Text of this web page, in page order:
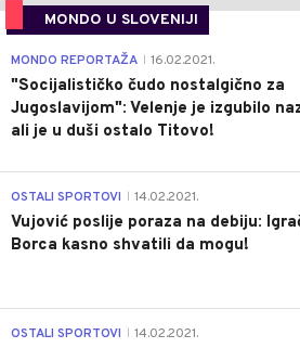
MONDO U SLOVENIJI
MONDO REPORTAŽA 16.02.2021.
"Socijalističko čudo nostalgično za
Jugoslavijom": Velenje je izgubilo
ali je u duši ostalo Titovo!
OSTALI SPORTOVI 14.02.2021.
Vujović poslije poraza na debiju:
Borca kasno shvatili da mogu!
OSTALI SPORTOVI 14.02.2021.